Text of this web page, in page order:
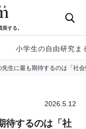
する。
小学生の自由研究ま
生に最も期待するのは「社
2026.5.12
待するのは「社